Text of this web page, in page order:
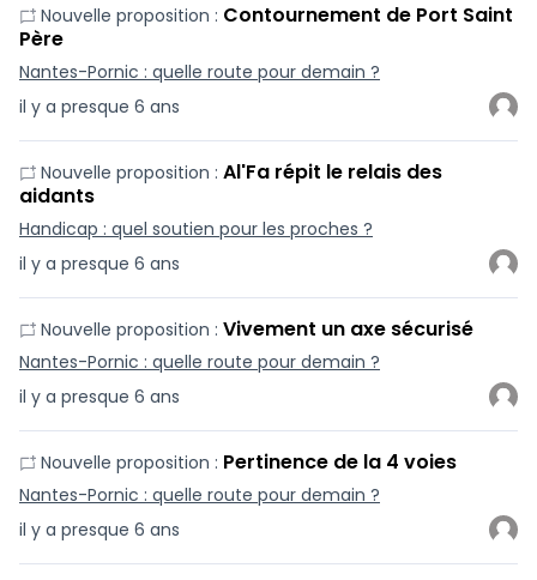
il y a presque 6 ans
Nouvelle proposition : Contournement de Port Saint
Père
Nantes-Pornic : quelle route pour demain ?
il y a presque 6 ans
Nouvelle proposition : Al'Fa répit le relais des
aidants
Handicap : quel soutien pour les proches ?
il y a presque 6 ans
Nouvelle proposition : Vivement un axe sécurisé
Nantes-Pornic : quelle route pour demain ?
il y a presque 6 ans
Nouvelle proposition : Pertinence de la 4 voies
Nantes-Pornic : quelle route pour demain ?